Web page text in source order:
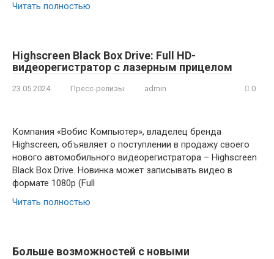
Читать полностью
Highscreen Black Box Drive: Full HD-
видеорегистратор с лазерным прицелом
23.05.2024 Пресс-релизы admin 0
Компания «Вобис Компьютер», владелец бренда
Highscreen, объявляет о поступлении в продажу своего
нового автомобильного видеорегистратора – Highscreen
Black Box Drive. Новинка может записывать видео в
формате 1080p (Full
Читать полностью
Больше возможностей с новыми